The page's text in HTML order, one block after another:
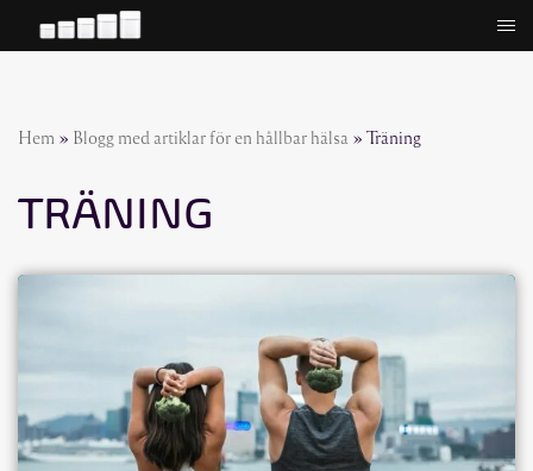
Hem » Blogg med artiklar för en hållbar hälsa » Träning
TRÄNING